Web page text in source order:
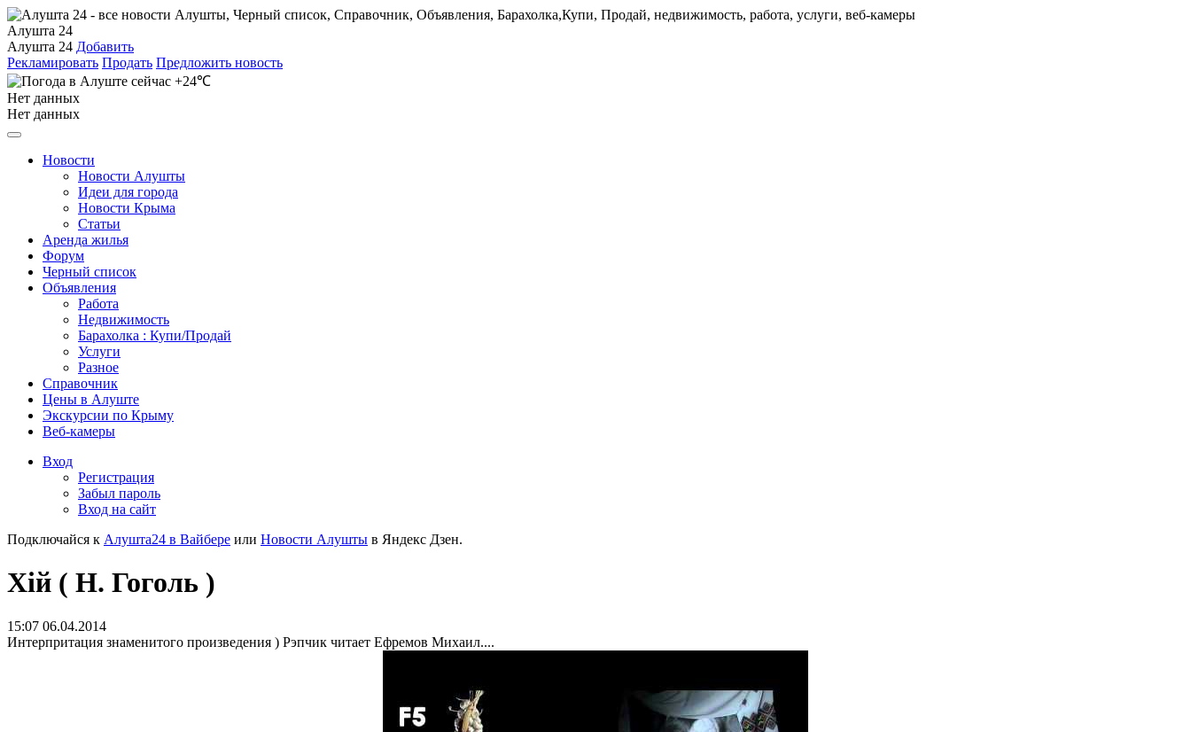
Алушта 24
Алушта 24 Добавить
Рекламировать Продать Предложить новость
+24℃
Нет данных
Нет данных
Новости
Новости Алушты
Идеи для города
Новости Крыма
Статьи
Аренда жилья
Форум
Черный список
Объявления
Работа
Недвижимость
Барахолка : Купи/Продай
Услуги
Разное
Справочник
Цены в Алуште
Экскурсии по Крыму
Веб-камеры
Вход
Регистрация
Забыл пароль
Вход на сайт
Подключайся к Алушта24 в Вайбере или Новости Алушты в Яндекс Дзен.
Хiй ( Н. Гоголь )
15:07 06.04.2014
Интерпритация знаменитого произведения ) Рэпчик читает Ефремов Михаил....